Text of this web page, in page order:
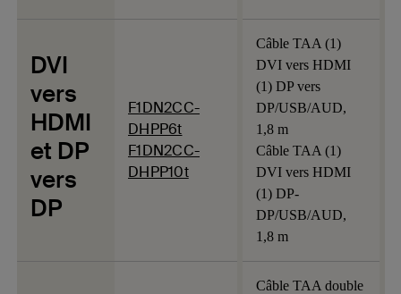
DVI
vers
HDMI
et DP
vers
DP
F1DN2CC-
DHPP6t
F1DN2CC-
DHPP10t
Câble TAA (1)
DVI vers HDMI
(1) DP vers
DP/USB/AUD,
1,8 m
Câble TAA (1)
DVI vers HDMI
(1) DP-
DP/USB/AUD,
1,8 m
Câble TAA double